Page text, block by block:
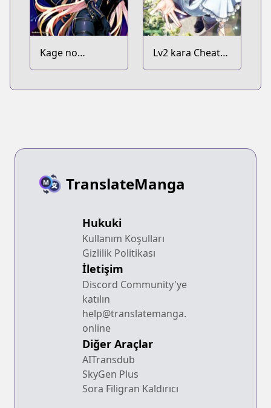
Kage no
Jitsuryokusha ni
Lv2 kara Cheat
datta
TranslateManga
Hukuki
Kullanım Koşulları
Gizlilik Politikası
İletişim
Discord Community'ye
katılın
help@translatemanga.
online
Diğer Araçlar
AITransdub
SkyGen Plus
Sora Filigran Kaldırıcı